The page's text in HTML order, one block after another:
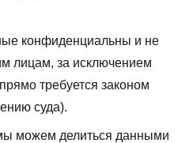
конфиденциальны и не
лицам, за исключением
требуется законом
суда).
можем делиться данными